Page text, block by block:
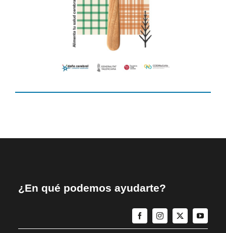
¿En qué podemos ayudarte?